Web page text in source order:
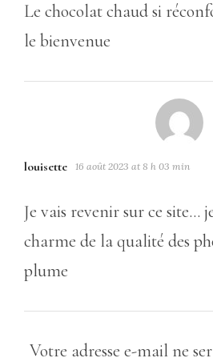
Le chocolat chaud si
le bienvenue
louisette 16 août 2023 at 8 h 03 min
Je vais revenir sur ce site…
charme de la qualité des
plume
Votre adresse e-mail ne